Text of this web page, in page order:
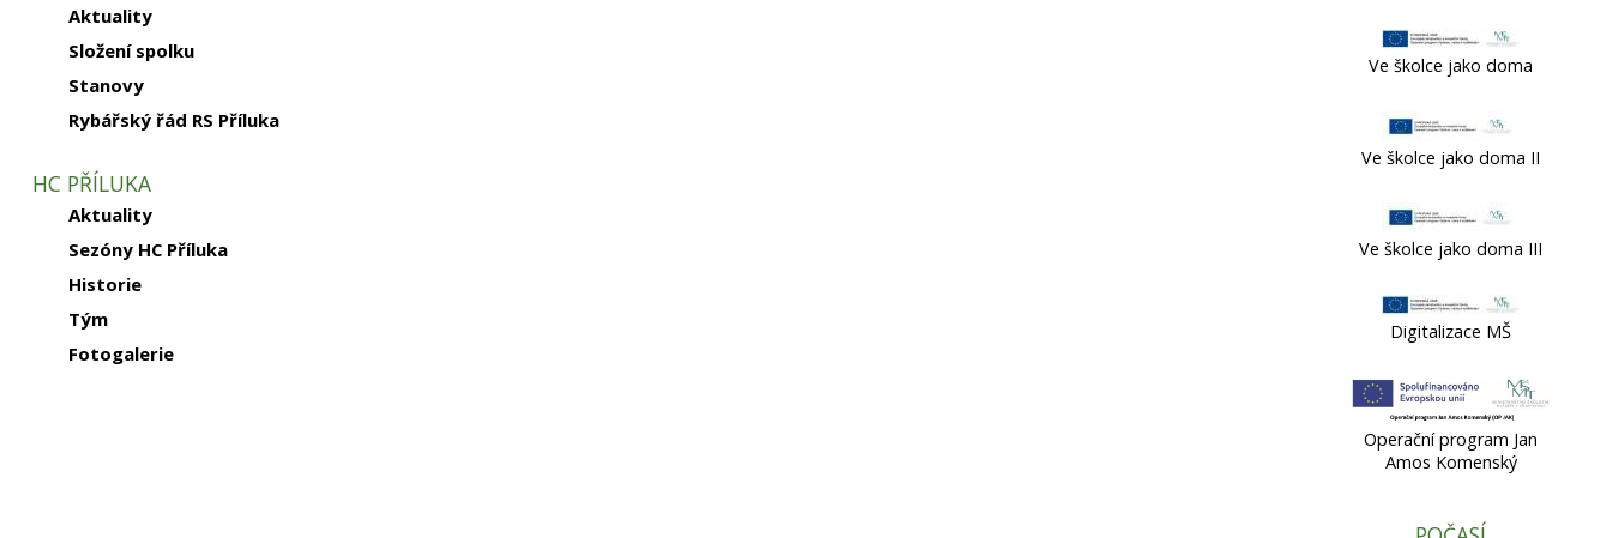
Aktuality
Složení spolku
Stanovy
Rybářský řád RS Příluka
HC PŘÍLUKA
Aktuality
Sezóny HC Příluka
Historie
Tým
Fotogalerie
Ve školce jako doma
Ve školce jako doma II
Ve školce jako doma III
Digitalizace MŠ
Operační program Jan
Amos Komenský